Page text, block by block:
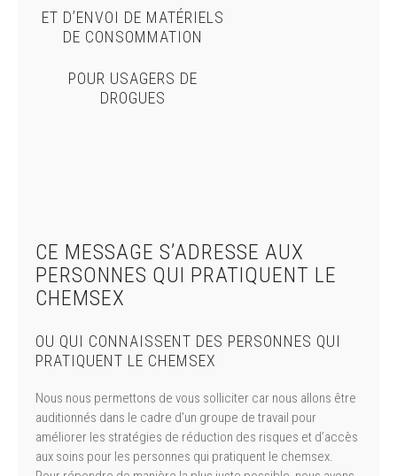
ET D’ENVOI DE MATÉRIELS
DE CONSOMMATION
POUR USAGERS DE
DROGUES
CE MESSAGE S’ADRESSE AUX
PERSONNES QUI PRATIQUENT LE
CHEMSEX
OU QUI CONNAISSENT DES PERSONNES QUI
PRATIQUENT LE CHEMSEX
Nous nous permettons de vous solliciter car nous allons être
auditionnés dans le cadre d’un groupe de travail pour
améliorer les stratégies de réduction des risques et d’accès
aux soins pour les personnes qui pratiquent le chemsex.